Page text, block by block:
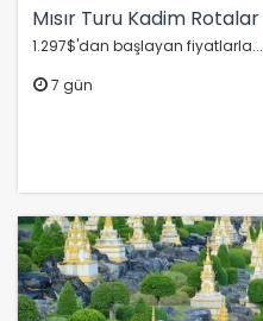
Mısır Turu Kadim Rotalar
1.297$'dan başlayan fiyatlarla...
7 gün